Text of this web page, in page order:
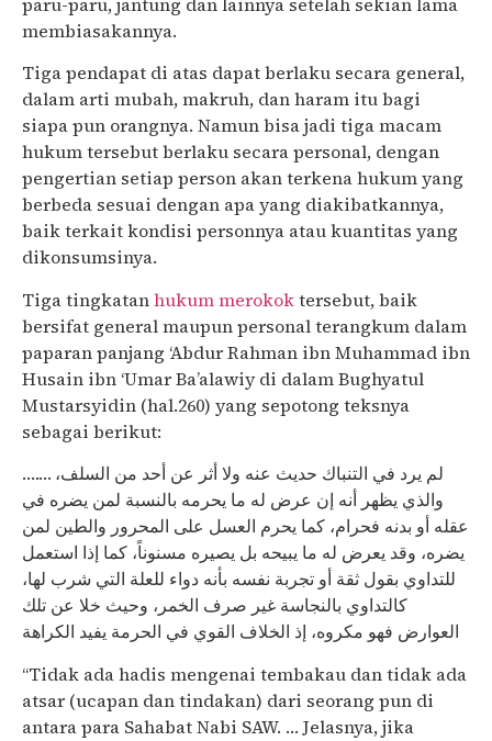
membiasakannya.
Tiga pendapat di atas dapat berlaku secara general,
dalam arti mubah, makruh, dan haram itu bagi
siapa pun orangnya. Namun bisa jadi tiga macam
hukum tersebut berlaku secara personal, dengan
pengertian setiap person akan terkena hukum yang
berbeda sesuai dengan apa yang diakibatkannya,
baik terkait kondisi personnya atau kuantitas yang
dikonsumsinya.
Tiga tingkatanhukum merokoktersebut, baik
bersifat general maupun personal terangkum dalam
paparan panjang ‘Abdur Rahman ibn Muhammad ibn
Husain ibn ‘Umar Ba’alawiy di dalam Bughyatul
Mustarsyidin (hal.260) yang sepotong teksnya
sebagai berikut:
لم يرد في التنباك حديث عنه ولا أثر عن أحد من السلف، …….
والذي يظهر أنه إن عرض له ما يحرمه بالنسبة لمن يضره في
عقله أو بدنه فحرام، كما يحرم العسل على المحرور والطين لمن
يضره، وقد يعرض له ما يبيحه بل يصيره مسنوناً، كما إذا استعمل
للتداوي بقول ثقة أو تجربة نفسه بأنه دواء للعلة التي شرب لها،
كالتداوي بالنجاسة غير صرف الخمر، وحيث خلا عن تلك
العوارض فهو مكروه، إذ الخلاف القوي في الحرمة يفيد الكراهة
“Tidak ada hadis mengenai tembakau dan tidak ada
atsar (ucapan dan tindakan) dari seorang pun di
antara para Sahabat Nabi SAW. … Jelasnya, jika